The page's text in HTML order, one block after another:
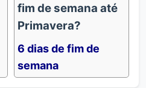
fim de semana até
Primavera?
6 dias de fim de
semana